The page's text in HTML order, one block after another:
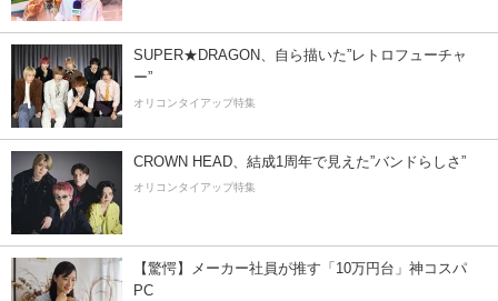
SUPER★DRAGON、自ら描いた”レトロフューチャ
ー”
オリコンタイアップ特集
CROWN HEAD、結成1周年で見えた”バンドらしさ”
オリコンタイアップ特集
【驚愕】メーカー社員が推す「10万円台」神コスパ
PC